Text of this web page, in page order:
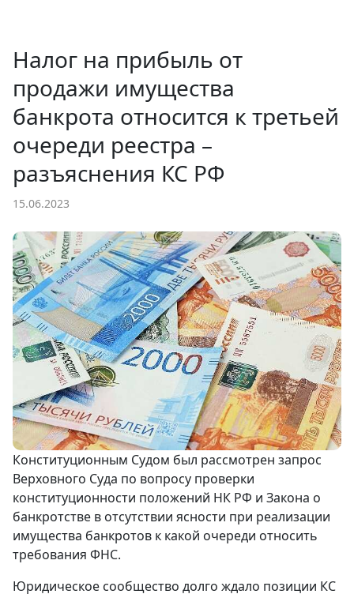
Налог на прибыль от
продажи имущества
банкрота относится к третьей
очереди реестра –
разъяснения КС РФ
15.06.2023
Конституционным Судом был рассмотрен запрос
Верховного Суда по вопросу проверки
конституционности положений НК РФ и Закона о
банкротстве в отсутствии ясности при реализации
имущества банкротов к какой очереди относить
требования ФНС.
Юридическое сообщество долго ждало позиции КС